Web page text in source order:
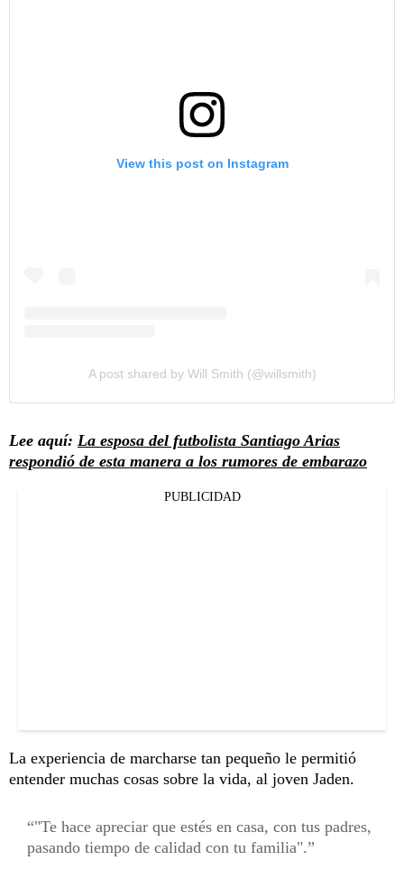
View this post on Instagram
A post shared by Will Smith (@willsmith)
Lee aquí: La esposa del futbolista Santiago Arias
respondió de esta manera a los rumores de embarazo
PUBLICIDAD
La experiencia de marcharse tan pequeño le permitió
entender muchas cosas sobre la vida, al joven Jaden.
"Te hace apreciar que estés en casa, con tus padres,
pasando tiempo de calidad con tu familia".